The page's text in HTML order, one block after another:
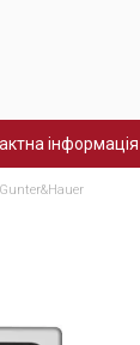
інформація